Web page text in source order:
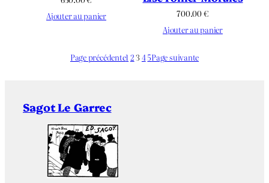
Ajouter au panier
700.00€
Ajouter au panier
Page précédente123 45Page suivante
Sagot Le Garrec